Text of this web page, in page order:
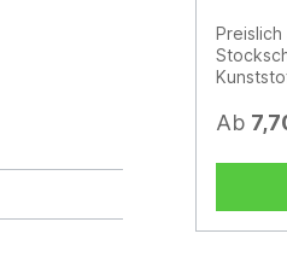
bessere
Ab